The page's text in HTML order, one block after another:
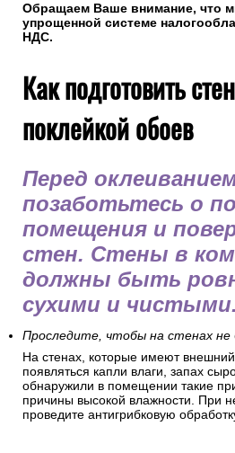
Обращаем Ваше внимание, что
упрощенной системе
НДС.
Как подготовить
поклейкой обоев
Перед
позаботьтесь о
помещения и
стен. Стены в
должны быть
сухими и чистыми.
Проследите, чтобы на стенах не
На стенах, которые имеют внешний
появляться капли влаги, запах
обнаружили в помещении такие
причины высокой влажности. При
проведите антигрибковую